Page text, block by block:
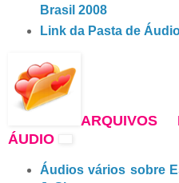
Brasil 2008
Link da Pasta de
ARQUIVOS
ÁUDIO
Áudios vários sobre